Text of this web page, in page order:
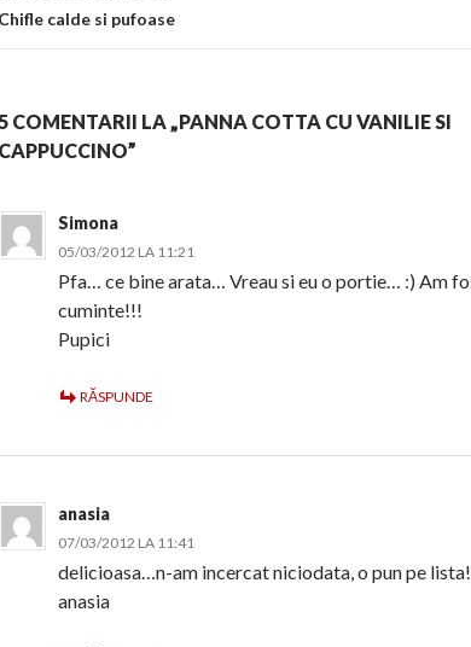
Chifle calde si pufoase
COMENTARII LA „PANNA COTTA CU VANILIE SI
CAPPUCCINO”
Simona
05/03/2012 LA 11:21
Pfa… ce bine arata… Vreau si eu o portie… :) Am
cuminte!!!
Pupici
RĂSPUNDE
anasia
07/03/2012 LA 11:41
delicioasa…n-am incercat niciodata, o pun pe lista!
anasia